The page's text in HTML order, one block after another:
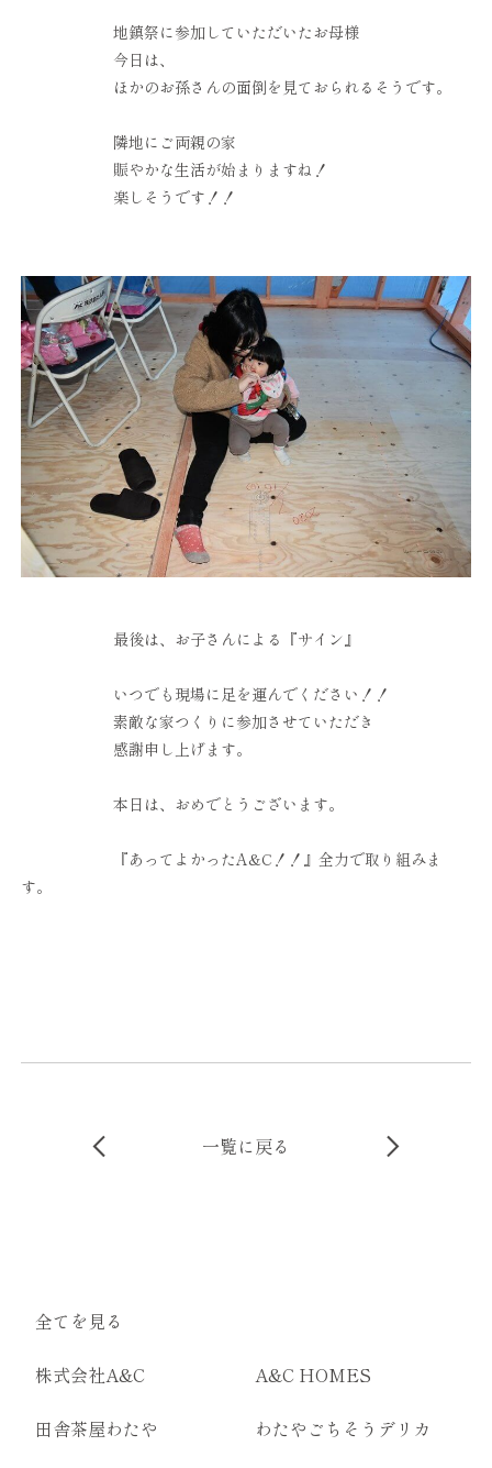
地鎮祭に参加していただいたお母様
今日は、
ほかのお孫さんの面倒を見ておられるそうです。
隣地にご両親の家
賑やかな生活が始まりますね！
楽しそうです！！
最後は、お子さんによる『サイン』
いつでも現場に足を運んでください！！
素敵な家つくりに参加させていただき
感謝申し上げます。
本日は、おめでとうございます。
『あってよかったA&C！！』全力で取り組みま
す。
一覧に戻る
全てを見る
株式会社A&C A&C HOMES
田舎茶屋わたや わたやごちそうデリカ